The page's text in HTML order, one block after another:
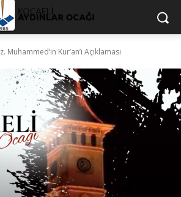
Muhammed’in Kur’an’ı Açıklaması